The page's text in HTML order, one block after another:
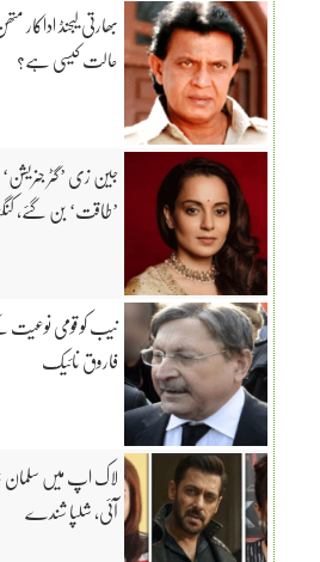
بھارتی لیجنڈ
حالت کیسی ہے؟
جین زی ’گٹر
’طاقت‘ بن گئے،
نیب کو قومی نوعیت
فاروق نائیک
لاک اپ میں سلمان
آئی، شلپا شندے